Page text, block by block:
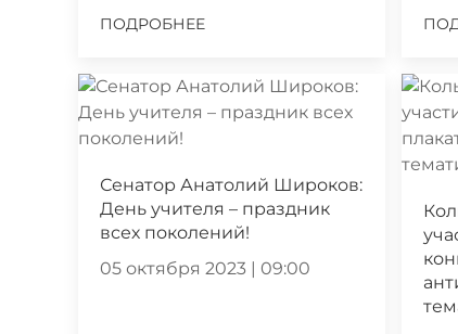
ПОДРОБНЕЕ
Сенатор Анатолий Широков:
День учителя – праздник
всех поколений!
05 октября 2023 | 09:00